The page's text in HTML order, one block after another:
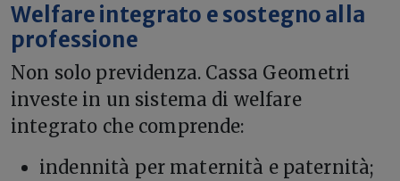
Welfare integrato e sostegno alla
professione
Non solo previdenza. Cassa Geometri
investe in un sistema di welfare
integrato che comprende:
indennità per maternità e paternità;